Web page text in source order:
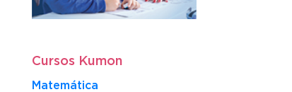
Cursos Kumon
Matemática